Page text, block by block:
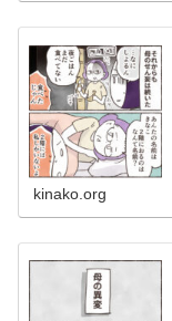
kinako.org